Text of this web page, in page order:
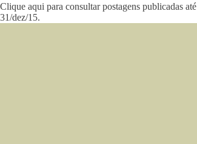
Clique aqui para consultar postagens publicadas até
31/dez/15.